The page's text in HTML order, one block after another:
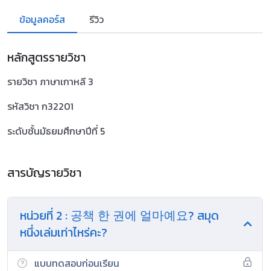
ข้อมูลคอร์ส รีวิว
หลักสูตรรายวิชา
รายวิชา ภาษาเกาหลี 3
รหัสวิชา ก32201
ระดับชั้นมัธยมศึกษาปีที่ 5
สารบัญรายวิชา
หน่วยที่ 2 : 공책 한 권에 얼마예요? สมุด
หนึ่งเล่มเท่าไหร่คะ?
แบบทดสอบก่อนเรียน